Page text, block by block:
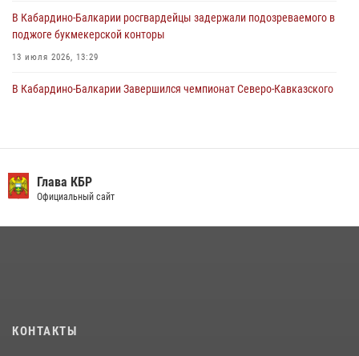
В Кабардино-Балкарии росгвардейцы задержали подозреваемого в
поджоге букмекерской конторы
13 июля 2026, 13:29
В Кабардино-Балкарии Завершился чемпионат Северо-Кавказского
округе Росгвардии
09 июля 2026, 08:36
Глава КБР
Официальный сайт
КОНТАКТЫ